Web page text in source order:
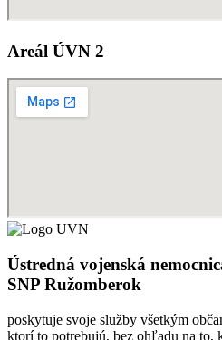
Areál ÚVN 2
Ústredná vojenská
SNP Ružomberok
poskytuje svoje služby všetkým
ktorí to potrebujú, bez ohľadu na to,